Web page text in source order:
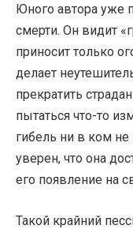
Юного автора уже
смерти. Он видит
приносит только
делает
прекратить
пытаться что-то
гибель ни в ком не
уверен, что она
его появление на
Такой крайний